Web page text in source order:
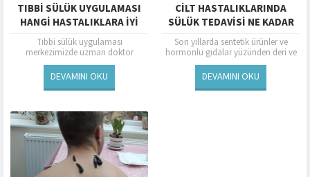
TIBBI SÜLÜK UYGULAMASI
HANGI HASTALIKLARA IYI
GELIYOR ?
Tıbbi sülük uygulaması
merkezimizde uzman doktor
tarafından uygulanmaktadır.
Kullandığımız tıbbi sülükler kişiye
özeldir. Tek kullanımlık olan tıbbi
sülüklerde bulaşıcı hastalık...
DEVAMINI OKU
CILT HASTALIKLARINDA
SÜLÜK TEDAVISI NE KADAR
ETKILIDIR ?
Son yıllarda sentetik ürünler ve
hormonlu gıdalar yüzünden deri ve
cilt hastalıkları artış göstermiştir.
Avrupa’da cilt hastalıklarının
tedavisinde tercih edilen...
DEVAMINI OKU